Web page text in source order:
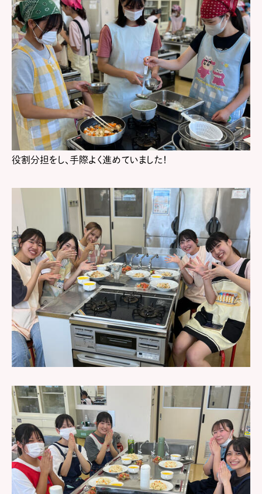
役割分担をし、手際よく進めていました！